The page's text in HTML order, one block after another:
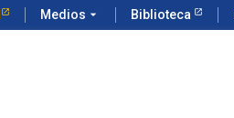
Medios arrow_drop_down Biblioteca